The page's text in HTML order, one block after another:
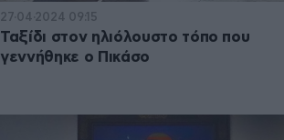
27·04·2024 09:15
Ταξίδι στον ηλιόλουστο τόπο που
γεννήθηκε ο Πικάσο